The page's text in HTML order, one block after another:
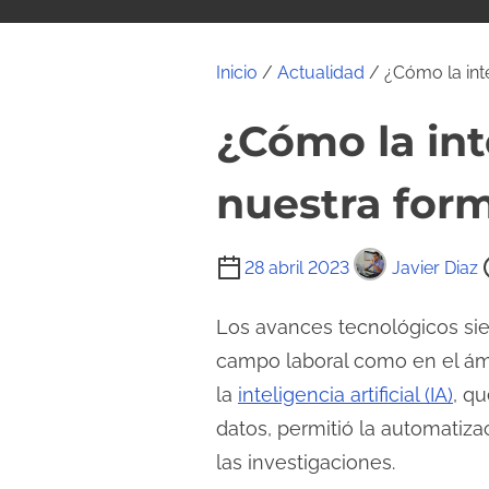
Inicio / Actualidad / ¿Cómo la
¿Cómo la
nuestra
28 abril 2023 Javier Diaz
T
e
m
p
e
Los avances tecnológicos
campo laboral como en el
la inteligencia artificial (IA),
datos, permitió la
las investigaciones.